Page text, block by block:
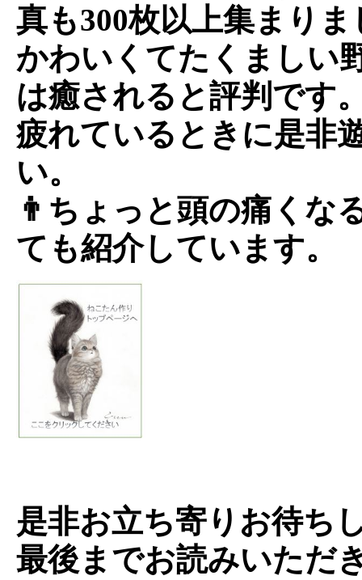
真も300枚以上集まりま
かわいくてたくましい
は癒されると評判です
疲れているときに是非
い。
👨ちょっと頭の痛くな
ても紹介しています。
是非お立ち寄りお待ち
最後までお読みいただ